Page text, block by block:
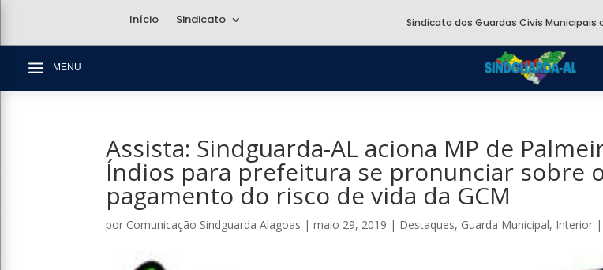
Início Sindicato Sindicato dos Guardas Civis Municipais
a MENU
Assista: Sindguarda-AL aciona MP de
Índios para prefeitura se pronunciar sobre
pagamento do risco de vida da GCM
por Comunicação Sindguarda Alagoas |maio 29, 2019 | Destaques, Guarda Municipal, Interior |